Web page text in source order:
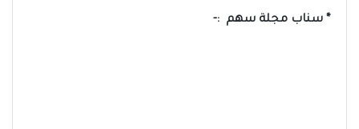
* سناب مجلة سهم :-